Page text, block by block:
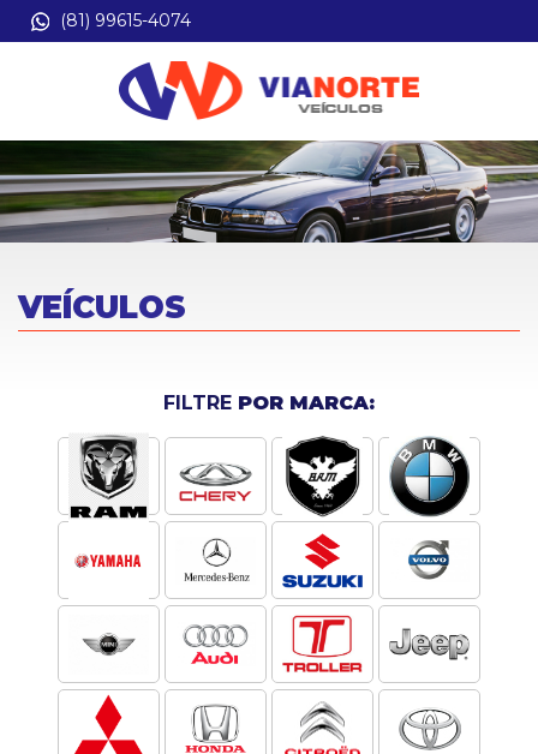
(81) 99615-4074
VEÍCULOS
FILTRE POR MARCA: